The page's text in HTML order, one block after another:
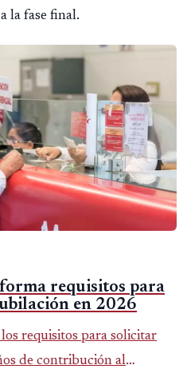
la fase final.
requisitos para
en 2026
requisitos para solicitar
de contribución al